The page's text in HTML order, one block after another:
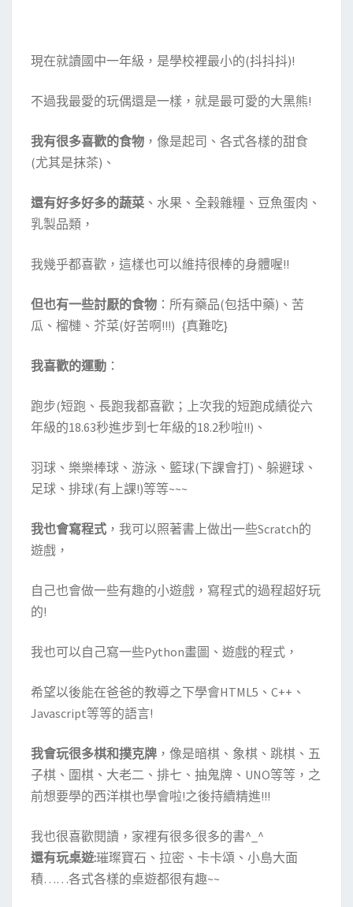
現在就讀國中一年級，是學校裡最小的(抖抖抖)!
不過我最愛的玩偶還是一樣，就是最可愛的大黑熊!
我有很多喜歡的食物 ，像是起司、各式各樣的甜食
(尤其是抹茶)、
還有好多好多的蔬菜 、水果、全榖雜糧、豆魚蛋肉、
乳製品類，
我幾乎都喜歡，這樣也可以維持很棒的身體喔!!
但也有一些討厭的食物 ：所有藥品(包括中藥)、苦
瓜、榴槤、芥菜(好苦啊!!!) {真難吃}
我喜歡的運動 ：
跑步(短跑、長跑我都喜歡；上次我的短跑成績從六
年級的18.63秒進步到七年級的18.2秒啦!!)、
羽球、樂樂棒球、游泳、籃球(下課會打)、躲避球、
足球、排球(有上課!)等等~~~
我也會寫程式 ，我可以照著書上做出一些Scratch的
遊戲，
自己也會做一些有趣的小遊戲，寫程式的過程超好玩
的!
我也可以自己寫一些Python畫圖、遊戲的程式，
希望以後能在爸爸的教導之下學會HTML5、C++、
Javascript等等的語言!
我會玩很多棋和撲克牌 ，像是暗棋、象棋、跳棋、五
子棋、圍棋、大老二、排七、抽鬼牌、UNO等等，之
前想要學的西洋棋也學會啦!之後持續精進!!!
我也很喜歡閱讀，家裡有很多很多的書^_^
還有玩桌遊:璀璨寶石、拉密、卡卡頌、小島大面
積……各式各樣的桌遊都很有趣~~